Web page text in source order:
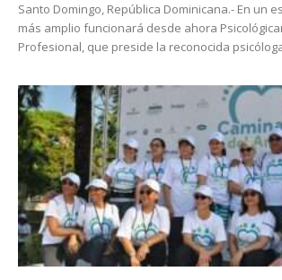
Santo Domingo, República Dominicana.- En un
más amplio funcionará desde ahora
Profesional, que preside la reconocida